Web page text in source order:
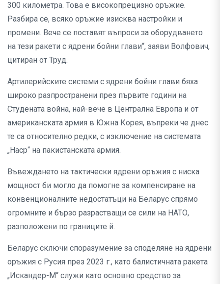
300 километра. Това е високопрецизно оръжие.
Разбира се, всяко оръжие изисква настройки и
промени. Вече се поставят въпроси за оборудването
на тези ракети с ядрени бойни глави“, заяви Волфович,
цитиран от Труд.
Артилерийските системи с ядрени бойни глави бяха
широко разпространени през първите години на
Студената война, най-вече в Централна Европа и от
американската армия в Южна Корея, въпреки че днес
те са относително редки, с изключение на системата
„Наср“ на пакистанската армия.
Въвеждането на тактически ядрени оръжия с ниска
мощност би могло да помогне за компенсиране на
конвенционалните недостатъци на Беларус спрямо
огромните и бързо разрастващи се сили на НАТО,
разположени по границите й.
Беларус сключи споразумение за споделяне на ядрени
оръжия с Русия през 2023 г., като балистичната ракета
„Искандер-М“ служи като основно средство за